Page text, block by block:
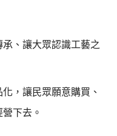
、讓大眾認識工藝之
，讓民眾願意購買、
下去。